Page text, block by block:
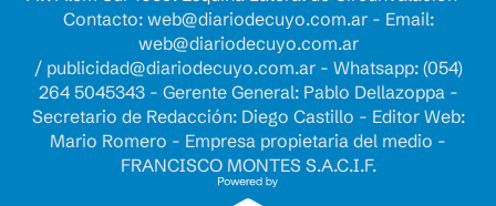
Contacto: web@diariodecuyo.com.ar- Email:
web@diariodecuyo.com.ar
/ publicidad@diariodecuyo.com.ar- Whatsapp: (054)
264 5045343 - Gerente General: Pablo Dellazoppa -
Secretario de Redacción: Diego Castillo - Editor Web:
Mario Romero - Empresa propietaria del medio -
FRANCISCO MONTES S.A.C.I.F.